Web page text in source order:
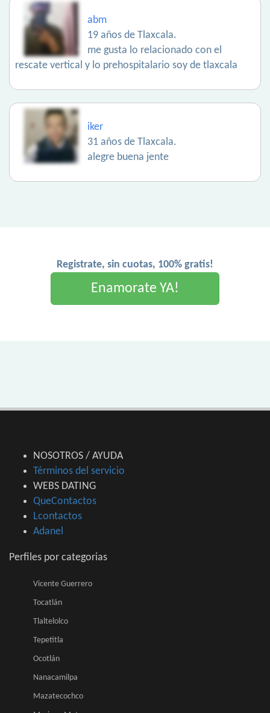
abm
19 años de Tlaxcala.
me gusta lo relacionado con el
rescate vertical y lo prehospitalario soy de tlaxcala
iker
31 años de Tlaxcala.
alegre buena jente
Registrate, sin cuotas, 100% gratis!
Enamorate YA!
NOSOTROS / AYUDA
Términos del servicio
WEBS DATING
QueContactos
Lcontactos
Adanel
Perfiles por categorias
Vicente Guerrero
Tocatlán
Tlaltelolco
Tepetitla
Ocotlán
Nanacamilpa
Mazatecochco